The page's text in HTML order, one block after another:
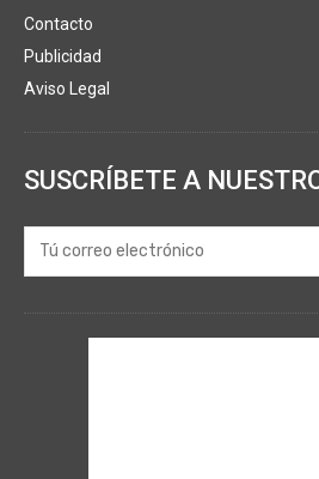
Contacto
Publicidad
Aviso Legal
SUSCRÍBETE A